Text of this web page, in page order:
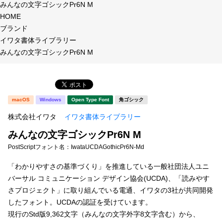
おすすめ
年間ライセンス商品
新着一覧
カート
マイページ
お気に入り
商品名
フォント形式
タイプフェイス
明朝体
角ゴシック
宋朝体
教科書体 行書体
草書体 勘亭流
江戸文字 デザイン毛筆
みんなの文字ゴシックPr6N M
HOME
ブランド
イワタ書体ライブラリー
みんなの文字ゴシックPr6N M
macOS Windows Open Type Font 角ゴシック
株式会社イワタ イワタ書体ライブラリー
みんなの文字ゴシックPr6N M
PostScriptフォント名： IwataUCDAGothicPr6N-Md
「わかりやすさの基準づくり」を推進している一般社団法人ユニ
バーサル コミュニケーション デザイン協会(UCDA)、「読みやす
さプロジェクト」に取り組んでいる電通、イワタの3社が共同開発
したフォント。UCDAの認証を受けています。
現行のStd版9,362文字（みんなの文字外字8文字含む）から、